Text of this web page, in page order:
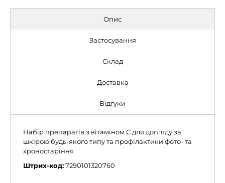
Опис
Застосування
Склад
Доставка
Відгуки
Набір препаратів з вітаміном С для догляду за
шкірою будь-якого типу та профілактики фото- та
хроностаріння
Штрих-код:7290101320760